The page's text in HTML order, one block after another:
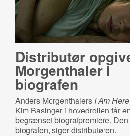
Distributør
Morgenthaler i
biografen
Anders Morgenthalers I Am Here
Kim Basinger i hovedrollen får
begrænset biografpremiere. Den
biografen, siger distributøren.